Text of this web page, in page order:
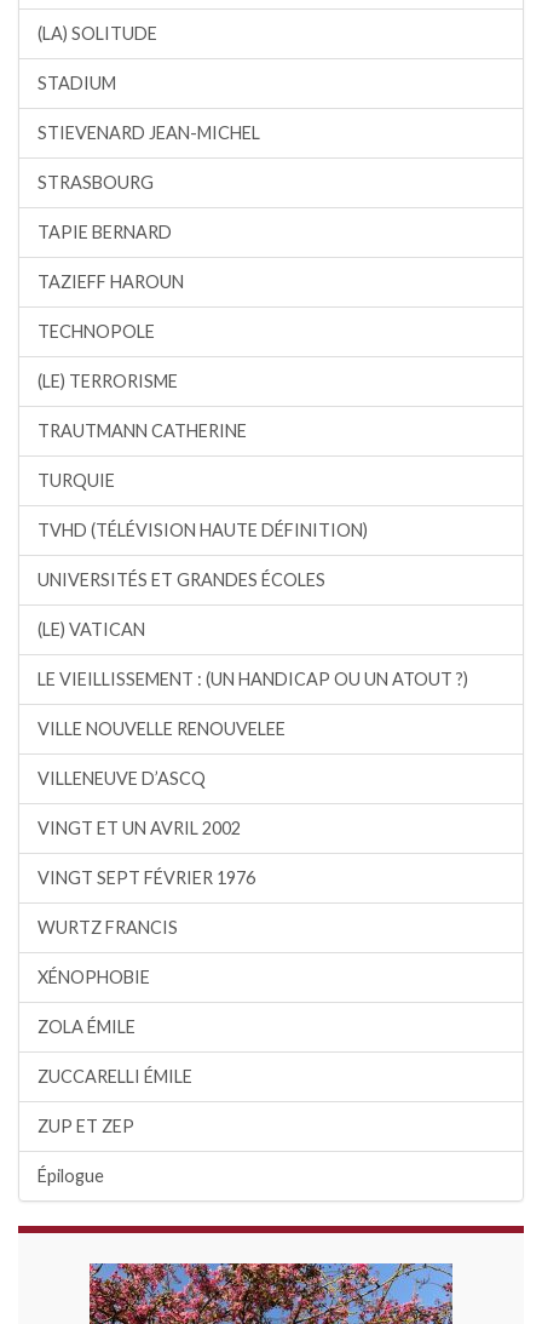
(LA) SOLITUDE
STADIUM
STIEVENARD JEAN-MICHEL
STRASBOURG
TAPIE BERNARD
TAZIEFF HAROUN
TECHNOPOLE
(LE) TERRORISME
TRAUTMANN CATHERINE
TURQUIE
TVHD (TÉLÉVISION HAUTE DÉFINITION)
UNIVERSITÉS ET GRANDES ÉCOLES
(LE) VATICAN
LE VIEILLISSEMENT : (UN HANDICAP OU UN ATOUT ?)
VILLE NOUVELLE RENOUVELEE
VILLENEUVE D’ASCQ
VINGT ET UN AVRIL 2002
VINGT SEPT FÉVRIER 1976
WURTZ FRANCIS
XÉNOPHOBIE
ZOLA ÉMILE
ZUCCARELLI ÉMILE
ZUP ET ZEP
Épilogue